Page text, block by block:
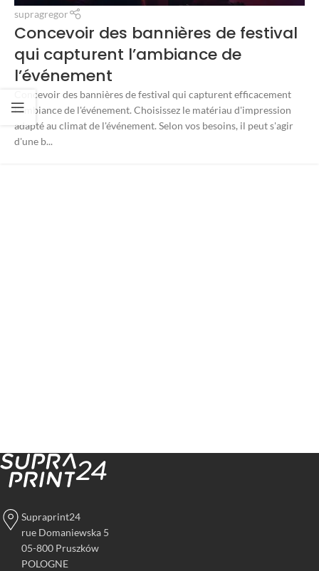
supragregor
Concevoir des bannières de festival
qui capturent l’ambiance de
l’événement
Concevoir des bannières de festival qui capturent efficacement
l'ambiance de l'événement. Choisissez le matériau d'impression
adapté au climat de l'événement. Selon vos besoins, il peut s'agir
d'une b...
Supraprint24
rue Domaniewska 5
05-800 Pruszków
POLOGNE